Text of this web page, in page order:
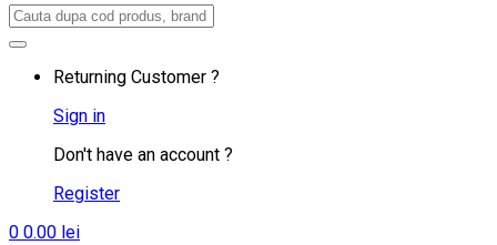
Search
Returning Customer ?
Sign in
Don't have an account ?
Register
0 0.00 lei